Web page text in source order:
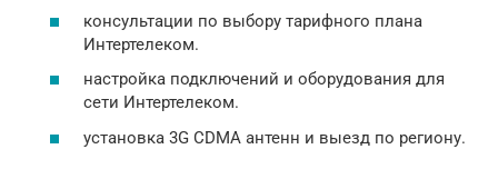
консультации по выбору тарифного плана
Интертелеком.
настройка подключений и оборудования для
сети Интертелеком.
установка 3G CDMA антенн и выезд по региону.